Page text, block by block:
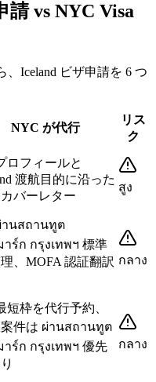
vs NYC Visa
Iceland ビザ申請を 6 つ
NYC が代行
リス
ク
ロフィールと
渡航目的に沿った
バーレター
สูง
านสถานทูต
าร์ก กรุงเทพฯ 標準
、MOFA 認証翻訳 กลาง
短枠を代行予約、
案件は ผ่านสถานทูต
าร์ก กรุงเทพฯ 優先
กลาง